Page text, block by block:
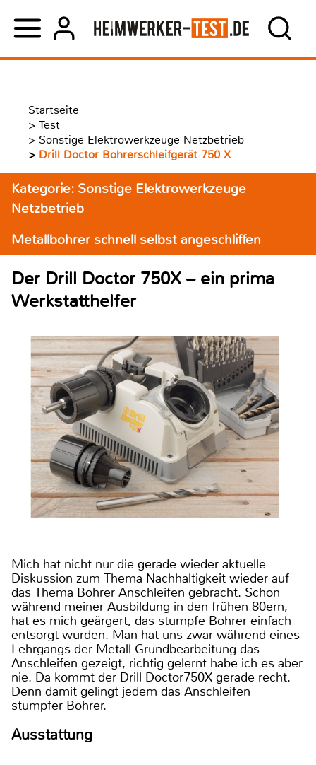
Startseite
> Test
> Sonstige Elektrowerkzeuge Netzbetrieb
> Drill Doctor Bohrerschleifgerät 750 X
Kategorie: Sonstige Elektrowerkzeuge
Netzbetrieb
Metallbohrer schnell selbst angeschliffen
Der Drill Doctor 750X – ein prima
Werkstatthelfer
Mich hat nicht nur die gerade wieder aktuelle
Diskussion zum Thema Nachhaltigkeit wieder auf
das Thema Bohrer Anschleifen gebracht. Schon
während meiner Ausbildung in den frühen 80ern,
hat es mich geärgert, das stumpfe Bohrer einfach
entsorgt wurden. Man hat uns zwar während eines
Lehrgangs der Metall-Grundbearbeitung das
Anschleifen gezeigt, richtig gelernt habe ich es aber
nie. Da kommt der Drill Doctor750X gerade recht.
Denn damit gelingt jedem das Anschleifen
stumpfer Bohrer.
Ausstattung